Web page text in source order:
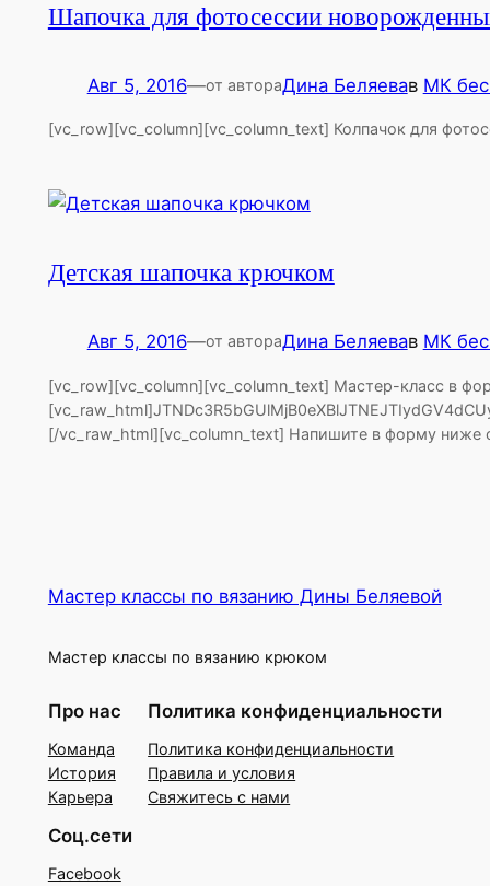
Шапочка для фотосессии
Авг 5, 2016—от автораДина Беляевав МК
[vc_row][vc_column][vc_column_text] Колпачок для
Детская шапочка крючком
Авг 5, 2016—от автораДина Беляевав МК
[vc_row][vc_column][vc_column_text] Мастер-класс в формате PDF Шапочка для малышей крючком. 5 вариантов воплощения. [/vc_column_text][/vc_column][/vc_row][vc_row][vc_column][vc_single_image image=»1396″ img_size=»650х650″ alignment=»center»][/vc_column][/
Мастер классы по вязанию Дины Беляевой
Мастер классы по вязанию крюком
Про нас
Команда
История
Карьера
Политика конфиденциальности
Политика конфиденциальности
Правила и условия
Свяжитесь с нами
Соц.сети
Facebook